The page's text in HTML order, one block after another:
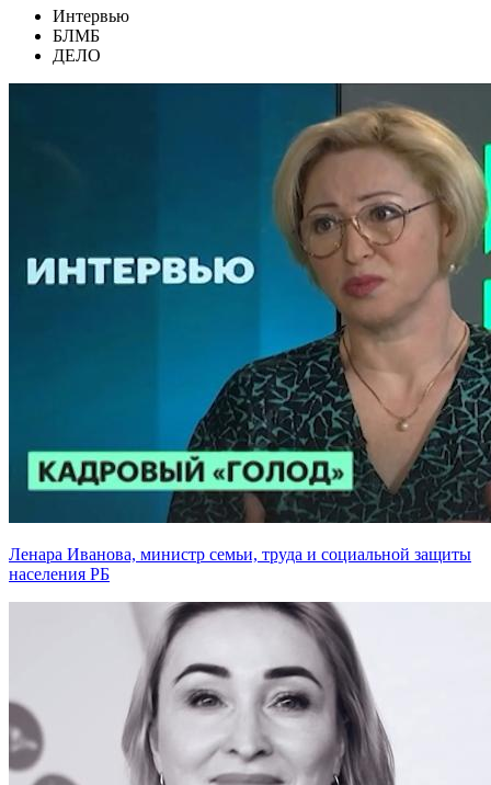
Интервью
БЛМБ
ДЕЛО
Ленара Иванова, министр семьи, труда и социальной защиты
населения РБ